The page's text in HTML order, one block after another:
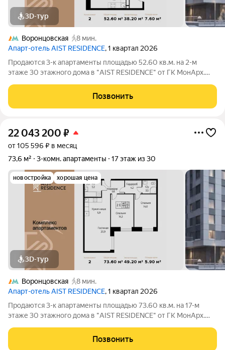
3D-тур
Воронцовская
8 мин.
Апарт-отель AIST RESIDENCE, 1 квартал 2026
Продаются 3-к апартаменты площадью 52.60 кв.м. на 2-м
этаже 30 этажного дома в "AIST RESIDENCE" от ГК МонАрх.
стремится к гармонии между динамичной городской жизнью и
отдыхом на природе.
Позвонить
22 043 200 ₽
от 105 596 ₽ в месяц
73,6 м²
3-комн. апартаменты 17 этаж из 30
новостройка хорошая цена
3D-тур
Воронцовская
8 мин.
Апарт-отель AIST RESIDENCE, 1 квартал 2026
Продаются 3-к апартаменты площадью 73.60 кв.м. на 17-м
этаже 30 этажного дома в "AIST RESIDENCE" от ГК МонАрх.
стремится к гармонии между динамичной городской жизнью и
отдыхом на природе.
Позвонить